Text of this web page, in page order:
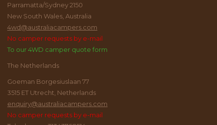
Parramatta/Sydney 2150
New South Wales, Australia
4wd@australiacampers.com
No camper requests by e-mail
To our 4WD camper quote form
The Netherlands
Goeman Borgesiuslaan 77
3515 ET Utrecht, Netherlands
enquiry@australiacampers.com
No camper requests by e-mail